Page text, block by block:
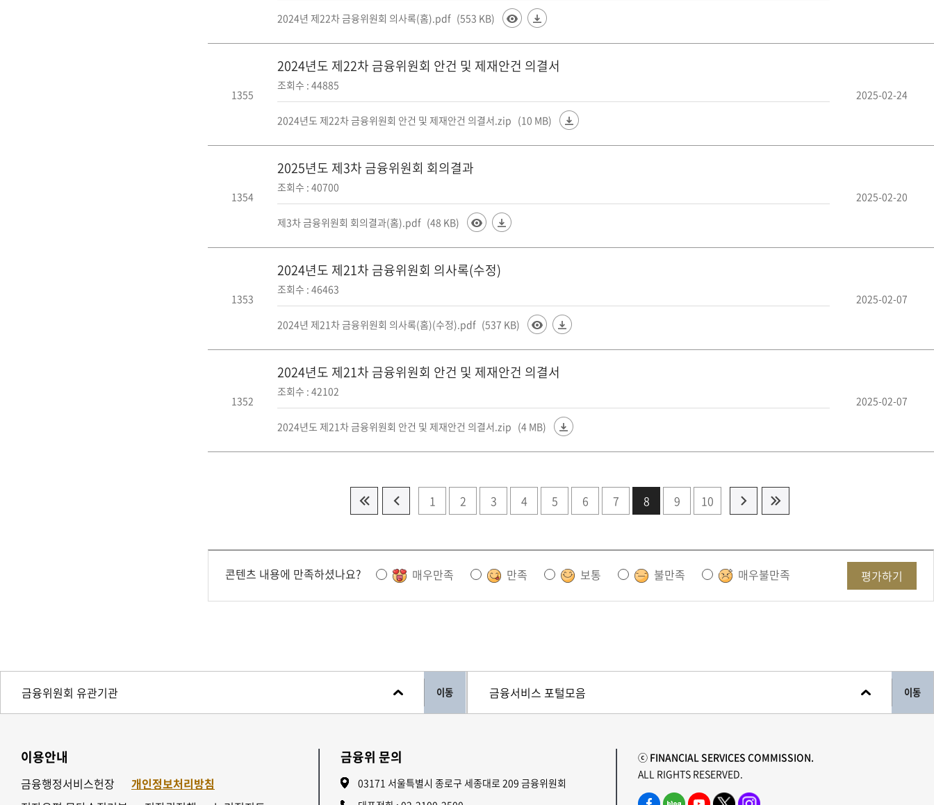
2024년 제22차 금융위원회 의사록(홈).pdf (553 KB)
1355
2024년도 제22차 금융위원회 안건 및 제재안건 의결서
조회수 : 44885
2024년도 제22차 금융위원회 안건 및 제재안건 의결서.zip (10 MB)
2025-02-24
1354
2025년도 제3차 금융위원회 회의결과
조회수 : 40700
제3차 금융위원회 회의결과(홈).pdf (48 KB)
2025-02-20
1353
2024년도 제21차 금융위원회 의사록(수정)
조회수 : 46463
2024년 제21차 금융위원회 의사록(홈)(수정).pdf (537 KB)
2025-02-07
1352
2024년도 제21차 금융위원회 안건 및 제재안건 의결서
조회수 : 42102
2024년도 제21차 금융위원회 안건 및 제재안건 의결서.zip (4 MB)
2025-02-07
1 2 3 4 5 6 7 8 9 10
콘텐츠 내용에 만족하셨나요? 매우만족 만족 보통 불만족 매우불만족 평가하기
이동 이동
이용안내
금융행정서비스헌장
개인정보처리방침
금융위 문의
03171 서울특별시 종로구 세종대로 209 금융위원회
ⓒ FINANCIAL SERVICES COMMISSION.
ALL RIGHTS RESERVED.